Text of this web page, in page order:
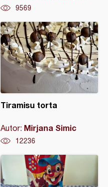
9569
Tiramisu torta
Autor: Mirjana Simic
12236